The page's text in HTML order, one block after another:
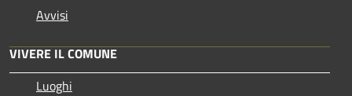
Avvisi
VIVERE IL COMUNE
Luoghi